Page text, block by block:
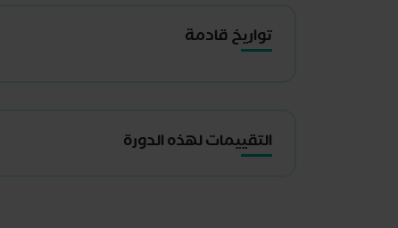
تواريخ قادمة
التقييمات لهذه الدورة